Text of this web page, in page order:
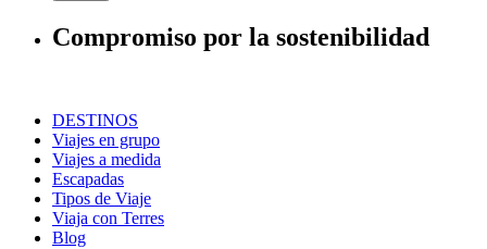
Compromiso por la sostenibilidad
DESTINOS
Viajes en grupo
Viajes a medida
Escapadas
Tipos de Viaje
Viaja con Terres
Blog